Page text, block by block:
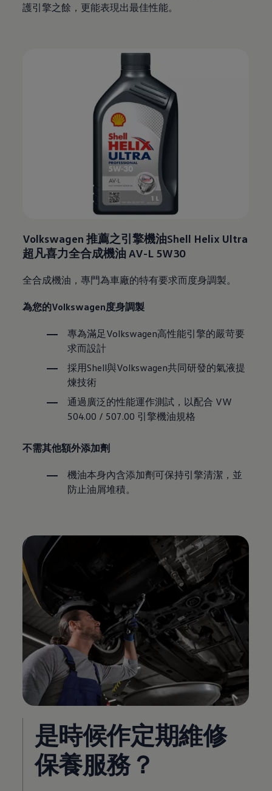
護引擎之餘，更能表現出最佳性能。
Volkswagen 推薦之引擎機油Shell Helix Ultra
超凡喜力全合成機油 AV-L 5W30
全合成機油，專門為車廠的特有要求而度身調製。
為您的Volkswagen度身調製
專為滿足Volkswagen高性能引擎的嚴苛要
求而設計
採用Shell與Volkswagen共同研發的氣液提
煉技術
通過廣泛的性能運作測試，以配合 VW
504.00 / 507.00 引擎機油規格
不需其他額外添加劑
機油本身內含添加劑可保持引擎清潔，並
防止油屑堆積。
是時候作定期維修
保養服務？